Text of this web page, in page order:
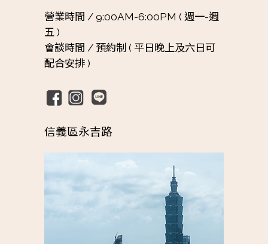
營業時間 / 9:00AM-6:00PM ( 週一-週
五 )
會談時間 / 預約制 ( 平日晚上及六日可
配合安排 )
信義區永吉路